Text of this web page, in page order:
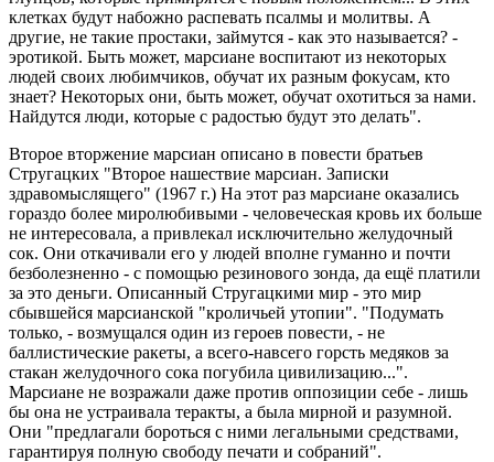
клетках будут набожно распевать псалмы и молитвы. А
другие, не такие простаки, займутся - как это называется? -
эротикой. Быть может, марсиане воспитают из некоторых
людей своих любимчиков, обучат их разным фокусам, кто
знает? Некоторых они, быть может, обучат охотиться за нами.
Найдутся люди, которые с радостью будут это делать".
Второе вторжение марсиан описано в повести братьев
Стругацких "Второе нашествие марсиан. Записки
здравомыслящего" (1967 г.) На этот раз марсиане оказались
гораздо более миролюбивыми - человеческая кровь их больше
не интересовала, а привлекал исключительно желудочный
сок. Они откачивали его у людей вполне гуманно и почти
безболезненно - с помощью резинового зонда, да ещё платили
за это деньги. Описанный Стругацкими мир - это мир
сбывшейся марсианской "кроличьей утопии". "Подумать
только, - возмущался один из героев повести, - не
баллистические ракеты, а всего-навсего горсть медяков за
стакан желудочного сока погубила цивилизацию...".
Марсиане не возражали даже против оппозиции себе - лишь
бы она не устраивала теракты, а была мирной и разумной.
Они "предлагали бороться с ними легальными средствами,
гарантируя полную свободу печати и собраний".